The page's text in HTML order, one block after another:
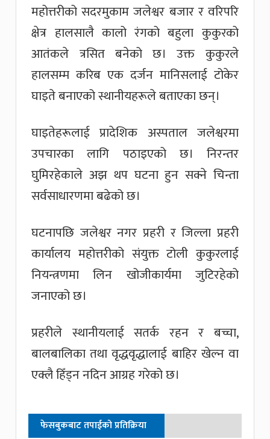
महोत्तरीको सदरमुकाम जलेश्वर बजार र वरिपरि
क्षेत्र हालसालै कालो रंगको बहुला कुकुरको
आतंकले त्रसित बनेको छ। उक्त कुकुरले
हालसम्म करिब एक दर्जन मानिसलाई टोकेर
घाइते बनाएको स्थानीयहरूले बताएका छन्।
घाइतेहरूलाई प्रादेशिक अस्पताल जलेश्वरमा
उपचारका लागि पठाइएको छ। निरन्तर
घुमिरहेकाले अझ थप घटना हुन सक्ने चिन्ता
सर्वसाधारणमा बढेको छ।
घटनापछि जलेश्वर नगर प्रहरी र जिल्ला प्रहरी
कार्यालय महोत्तरीको संयुक्त टोली कुकुरलाई
नियन्त्रणमा लिन खोजीकार्यमा जुटिरहेको
जनाएको छ।
प्रहरीले स्थानीयलाई सतर्क रहन र बच्चा,
बालबालिका तथा वृद्धवृद्धालाई बाहिर खेल्न वा
एक्लै हिँड्न नदिन आग्रह गरेको छ।
फेसबुकबाट तपाईको प्रतिक्रिया